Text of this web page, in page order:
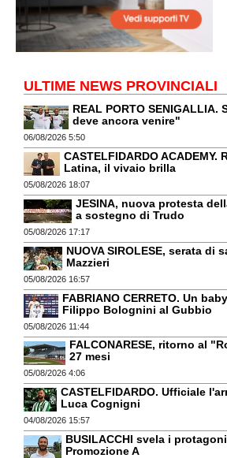
ULTIME NEWS PROVINCIALI
REAL PORTO
deve ancora venire"
06/08/2026 5:50
CASTELFIDARDO ACADEMY.
Latina, il vivaio brilla
05/08/2026 18:07
JESINA, nuova protesta
a sostegno di Trudo
05/08/2026 17:17
NUOVA SIROLESE, serata di
Mazzieri
05/08/2026 16:57
FABRIANO CERRETO. Un
Filippo Bolognini al Gubbio
05/08/2026 11:44
FALCONARESE, ritorno al
27 mesi
05/08/2026 4:06
CASTELFIDARDO. Ufficiale
Luca Cognigni
04/08/2026 15:57
BUSILACCHI svela i
Promozione A